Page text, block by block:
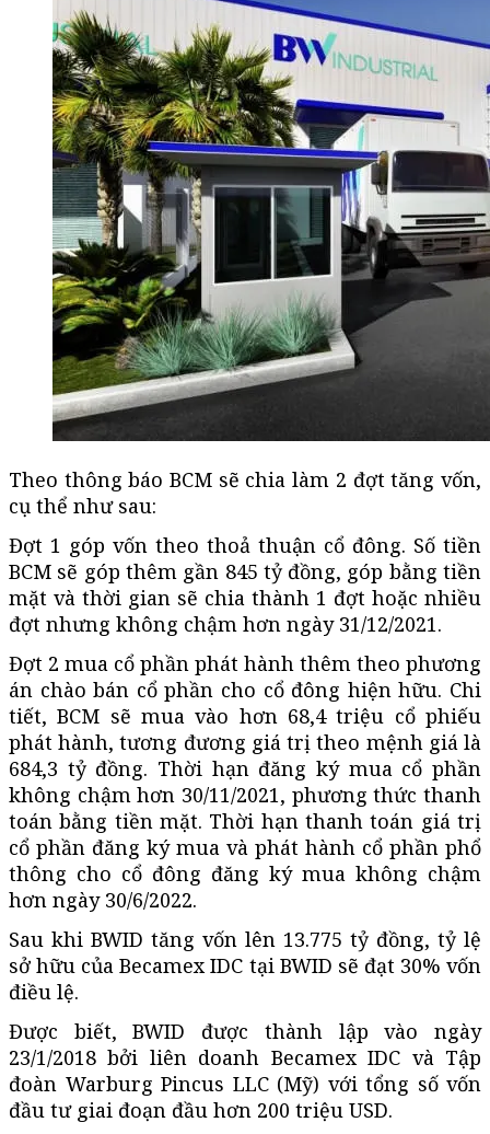
Theo thông báo BCM sẽ chia làm 2 đợt tăng vốn,
cụ thể như sau:
Đợt 1 góp vốn theo thoả thuận cổ đông. Số tiền
BCM sẽ góp thêm gần 845 tỷ đồng, góp bằng tiền
mặt và thời gian sẽ chia thành 1 đợt hoặc nhiều
đợt nhưng không chậm hơn ngày 31/12/2021.
Đợt 2 mua cổ phần phát hành thêm theo phương
án chào bán cổ phần cho cổ đông hiện hữu. Chi
tiết, BCM sẽ mua vào hơn 68,4 triệu cổ phiếu
phát hành, tương đương giá trị theo mệnh giá là
684,3 tỷ đồng. Thời hạn đăng ký mua cổ phần
không chậm hơn 30/11/2021, phương thức thanh
toán bằng tiền mặt. Thời hạn thanh toán giá trị
cổ phần đăng ký mua và phát hành cổ phần phổ
thông cho cổ đông đăng ký mua không chậm
hơn ngày 30/6/2022.
Sau khi BWID tăng vốn lên 13.775 tỷ đồng, tỷ lệ
sở hữu của Becamex IDC tại BWID sẽ đạt 30% vốn
điều lệ.
Được biết, BWID được thành lập vào ngày
23/1/2018 bởi liên doanh Becamex IDC và Tập
đoàn Warburg Pincus LLC (Mỹ) với tổng số vốn
đầu tư giai đoạn đầu hơn 200 triệu USD.